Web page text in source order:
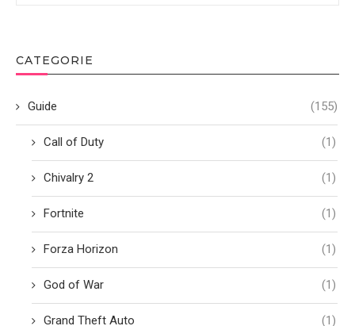
CATEGORIE
Guide (155)
Call of Duty (1)
Chivalry 2 (1)
Fortnite (1)
Forza Horizon (1)
God of War (1)
Grand Theft Auto (1)